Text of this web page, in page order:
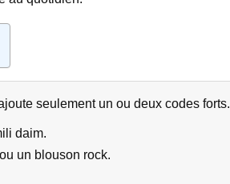
seulement un ou deux codes forts.
daim.
un blouson rock.